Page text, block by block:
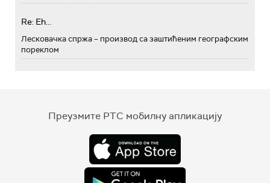
Re: Eh...
Лесковачка спржа – производ са заштићеним географским
пореклом
Преузмите РТС мобилну апликацију